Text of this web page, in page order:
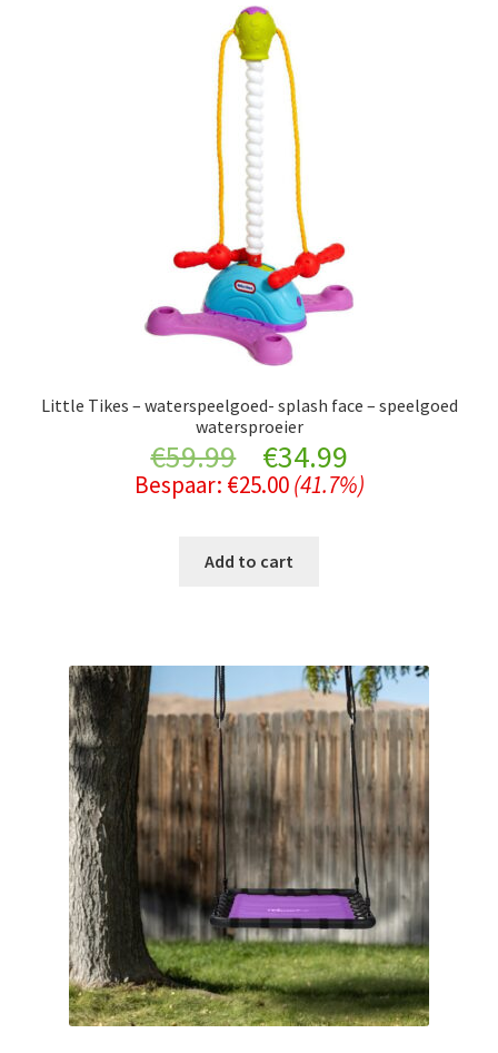
Little Tikes – waterspeelgoed- splash face – speelgoed
watersproeier
€59.99
Original
price
was:
€34.99Current
price
Bespaar: €25.00 (41.7%)
Add to cart